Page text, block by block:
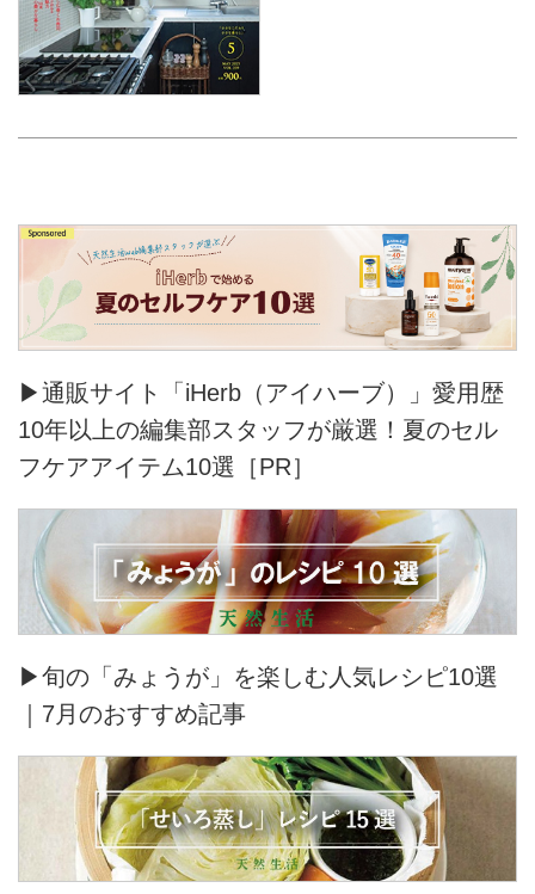
▶通販サイト「iHerb（アイハーブ）」愛用歴
10年以上の編集部スタッフが厳選！夏のセル
フケアアイテム10選［PR］
▶旬の「みょうが」を楽しむ人気レシピ10選
｜7月のおすすめ記事